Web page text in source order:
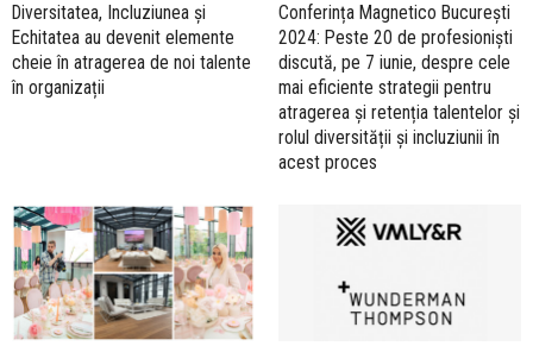
Diversitatea, Incluziunea și
Echitatea au devenit elemente
cheie în atragerea de noi talente
în organizații
Conferința Magnetico București
2024: Peste 20 de profesioniști
discută, pe 7 iunie, despre cele
mai eficiente strategii pentru
atragerea și retenția talentelor și
rolul diversității și incluziunii în
acest proces